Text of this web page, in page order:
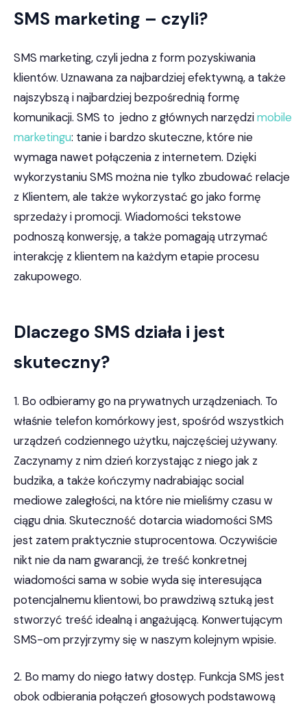
SMS marketing – czyli?
SMS marketing, czyli jedna z form pozyskiwania
klientów. Uznawana za najbardziej efektywną, a także
najszybszą i najbardziej bezpośrednią formę
komunikacji. SMS to jedno z głównych narzędzimobile
marketingu: tanie i bardzo skuteczne, które nie
wymaga nawet połączenia z internetem. Dzięki
wykorzystaniu SMS można nie tylko zbudować relacje
z Klientem, ale także wykorzystać go jako formę
sprzedaży i promocji. Wiadomości tekstowe
podnoszą konwersję, a także pomagają utrzymać
interakcję z klientem na każdym etapie procesu
zakupowego.
Dlaczego SMS działa i jest
skuteczny?
1. Bo odbieramy go na prywatnych urządzeniach. To
właśnie telefon komórkowy jest, spośród wszystkich
urządzeń codziennego użytku, najczęściej używany.
Zaczynamy z nim dzień korzystając z niego jak z
budzika, a także kończymy nadrabiając social
mediowe zaległości, na które nie mieliśmy czasu w
ciągu dnia. Skuteczność dotarcia wiadomości SMS
jest zatem praktycznie stuprocentowa. Oczywiście
nikt nie da nam gwarancji, że treść konkretnej
wiadomości sama w sobie wyda się interesująca
potencjalnemu klientowi, bo prawdziwą sztuką jest
stworzyć treść idealną i angażującą. Konwertującym
SMS-om przyjrzymy się w naszym kolejnym wpisie.
2. Bo mamy do niego łatwy dostęp. Funkcja SMS jest
obok odbierania połączeń głosowych podstawową